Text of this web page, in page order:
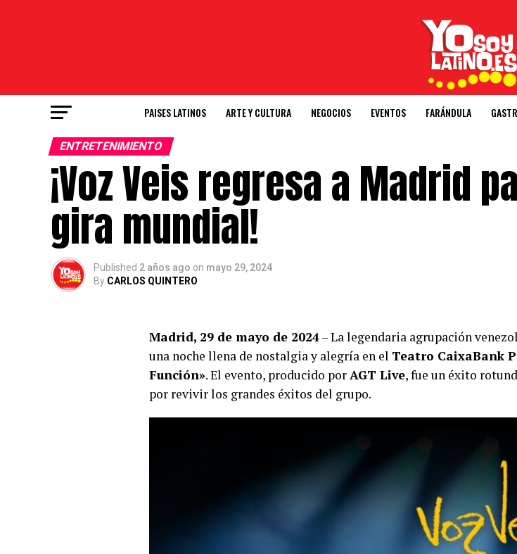
PAISES LATINOS ARTE Y CULTURA NEGOCIOS EVENTOS FARÁNDULA
ENTRETENIMIENTO
¡Voz Veis regresa a Madrid
gira mundial!
Published 2 años ago on mayo 29, 2024
By CARLOS QUINTERO
Madrid, 29 de mayo de 2024– La legendaria agrupación
una noche llena de nostalgia y alegría en el Teatro CaixaBank
Función». El evento, producido porAGT Live, fue un éxito
por revivir los grandes éxitos del grupo.